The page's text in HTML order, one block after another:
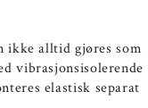
ikke alltid gjøres som
vibrasjonsisolerende
elastisk separat